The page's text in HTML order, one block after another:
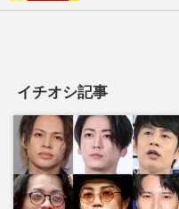
イチオシ記事